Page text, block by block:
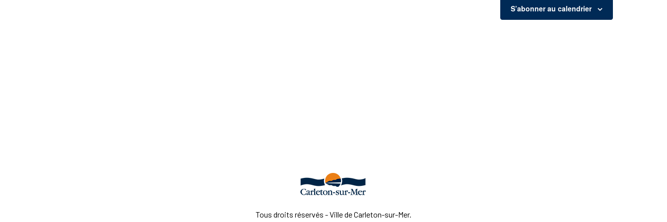
S’abonner au calendrier
Tous droits réservés - Ville de Carleton-sur-Mer.